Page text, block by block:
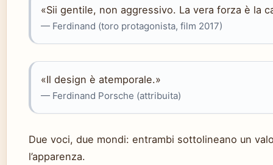
«Sii gentile, non aggressivo. La vera forza è la
— Ferdinand (toro protagonista, film 2017)
«Il design è atemporale.»
— Ferdinand Porsche (attribuita)
Due voci, due mondi: entrambi sottolineano un
l’apparenza.